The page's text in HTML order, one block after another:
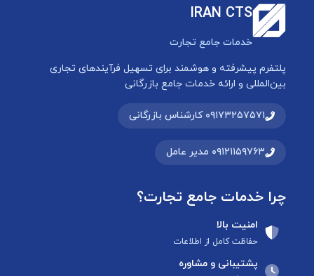
IRAN CTS
خدمات جامع تجارت
پلتفرم پیشرفته و هوشمند برای تسهیل فرآیندهای تجاری
بین‌المللی و ارائه خدمات جامع بازرگانی
۰۹۱۷۳۲۵۷۵۷۱ کارشناس بازرگانی
۰۹۱۲۱۱۵۹۷۶۳ مدیر عامل
چرا خدمات جامع تجارت؟
امنیت بالا
حفاظت کامل از اطلاعات
پشتیبانی و مشاوره